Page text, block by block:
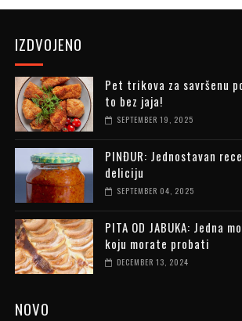
IZDVOJENO
Pet trikova za savršenu
to bez jaja!
SEPTEMBER 19, 2025
PINĐUR: Jednostavan
deliciju
SEPTEMBER 04, 2025
PITA OD JABUKA: Jedna
koju morate probati
DECEMBER 13, 2024
NOVO